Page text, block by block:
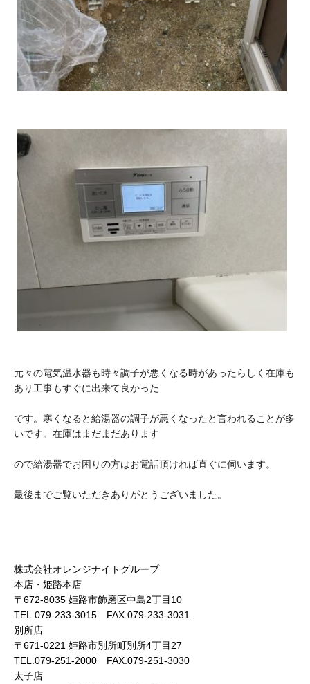
元々の電気温水器も時々調子が悪くなる時があったらしく在庫も
あり工事もすぐに出来て良かった
です。寒くなると給湯器の調子が悪くなったと言われることが多
いです。在庫はまだまだあります
ので給湯器でお困りの方はお電話頂ければ直ぐに伺います。
最後までご覧いただきありがとうございました。
株式会社オレンジナイトグループ
本店・姫路本店
〒672-8035 姫路市飾磨区中島2丁目10
TEL.079-233-3015 FAX.079-233-3031
別所店
〒671-0221 姫路市別所町別所4丁目27
TEL.079-251-2000 FAX.079-251-3030
太子店